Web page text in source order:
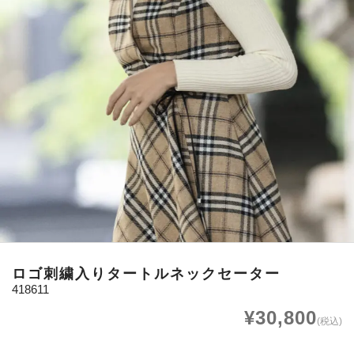
ロゴ刺繍入りタートルネックセーター
418611
¥30,800(税込)